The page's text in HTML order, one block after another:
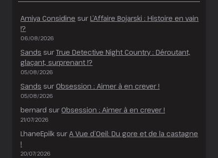
Amiya Considine surL’Affaire Bojarski : Histoire en vain
!?
06/08/2026
Sands surTrue Detective Night Country : Déroutant,
glaçant, surprenant !?
05/08/2026
Sands surObsession : Aimer à en crever !
05/08/2026
bernard surObsession : Aimer à en crever !
21/07/2026
LhaneEpilk surA Vue d’Oeil: Du gore et de la castagne
!
20/07/2026